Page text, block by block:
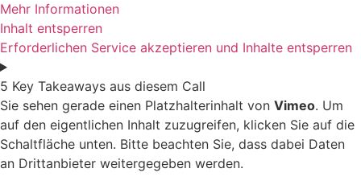
Mehr Informationen
Inhalt entsperren
Erforderlichen Service akzeptieren und Inhalte entsperren
5 Key Takeaways aus diesem Call
Sie sehen gerade einen Platzhalterinhalt von Vimeo. Um
auf den eigentlichen Inhalt zuzugreifen, klicken Sie auf die
Schaltfläche unten. Bitte beachten Sie, dass dabei Daten
an Drittanbieter weitergegeben werden.